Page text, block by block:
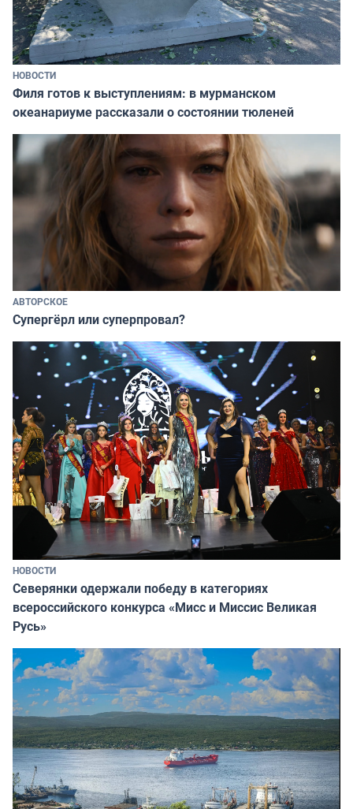
НОВОСТИ
Филя готов к выступлениям: в мурманском
океанариуме рассказали о состоянии тюленей
АВТОРСКОЕ
Супергёрл или суперпровал?
НОВОСТИ
Северянки одержали победу в категориях
всероссийского конкурса «Мисс и Миссис Великая
Русь»